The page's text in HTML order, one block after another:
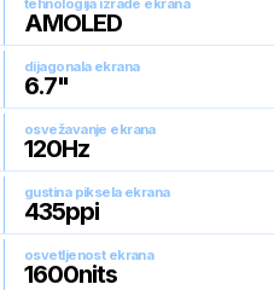
tehnologija izrade ekrana
AMOLED
dijagonala ekrana
6.7"
osvežavanje ekrana
120Hz
gustina piksela ekrana
435ppi
osvetljenost ekrana
1600nits